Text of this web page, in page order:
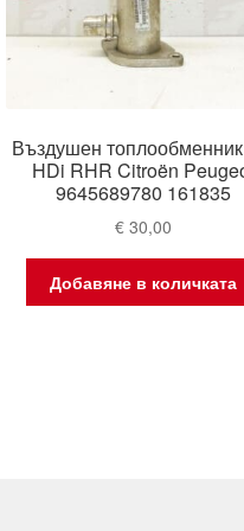
Въздушен
HDi RHR Citroën
9645689780 161835
€30,00
Добавяне в количката